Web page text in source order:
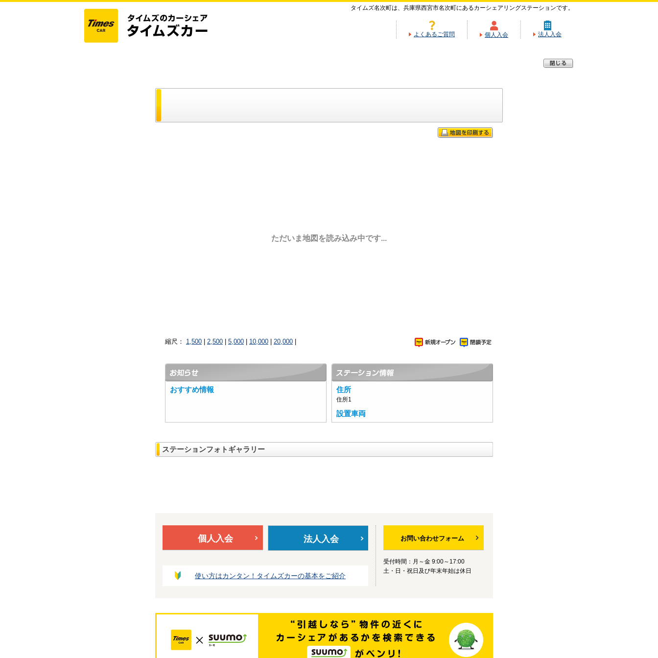
タイムズ名次町は、兵庫県西宮市名次町にあるカーシェアリングステーションです。
よくあるご質問 個人入会 法人入会
ただいま地図を読み込み中です...
縮尺： 1,500 2,500 5,000 10,000 20,000
おすすめ情報 住所
住所1
設置車両
ステーションフォトギャラリー
個人入会 法人入会
使い方はカンタン！タイムズカーの基本をご紹介
お問い合わせフォーム
受付時間：月～金 9:00～17:00
土・日・祝日及び年末年始は休日